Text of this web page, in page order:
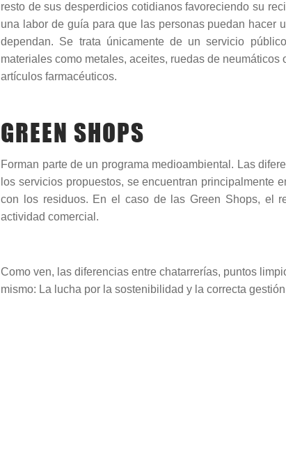
resto de sus desperdicios cotidianos favoreciendo su
una labor de guía para que las personas puedan hacer
dependan. Se trata únicamente de un servicio
materiales como metales, aceites, ruedas de neumáticos
artículos farmacéuticos.
GREEN SHOPS
Forman parte de un programa medioambiental. Las
los servicios propuestos, se encuentran principalmente
con los residuos. En el caso de las Green Shops, el
actividad comercial.
Como ven, las diferencias entre chatarrerías, puntos
mismo: La lucha por la sostenibilidad y la correcta